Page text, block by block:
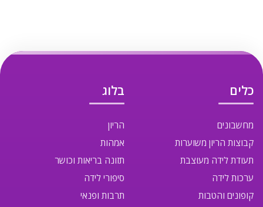
כלים
מחשבונים
קבוצות הריון משוערות
תעודת לידה מעוצבת
ערכות לידה
קופונים והטבות
בלוג
הריון
אמהות
תזונה בריאות וכושר
סיפורי לידה
תרבות ופנאי